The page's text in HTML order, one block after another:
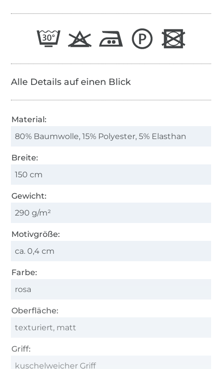
Alle Details auf einen Blick
Material:
80% Baumwolle, 15% Polyester, 5% Elasthan
Breite:
150 cm
Gewicht:
290 g/m²
Motivgröße:
ca. 0,4 cm
Farbe:
rosa
Oberfläche:
texturiert, matt
Griff:
kuschelweicher Griff